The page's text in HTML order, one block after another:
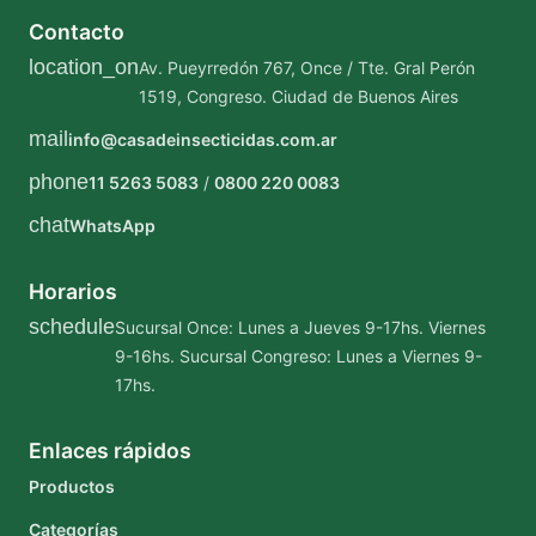
Contacto
location_onAv. Pueyrredón 767, Once / Tte. Gral Perón
1519, Congreso. Ciudad de Buenos Aires
mailinfo@casadeinsecticidas.com.ar
phone11 5263 5083 / 0800 220 0083
chatWhatsApp
Horarios
scheduleSucursal Once: Lunes a Jueves 9-17hs. Viernes
9-16hs. Sucursal Congreso: Lunes a Viernes 9-
17hs.
Enlaces rápidos
Productos
Categorías